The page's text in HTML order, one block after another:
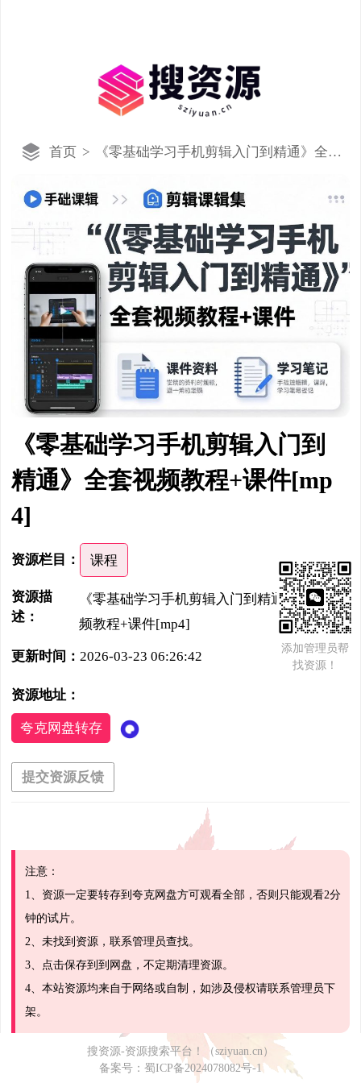
首页 >
《零基础学习手机剪辑入门到精通》全套
《零基础学习手机剪辑入门到
精通》全套视频教程+课件[mp
4]
资源栏目： 课程
资源描
述：
《零基础学习手机剪辑入门到精通》全套视
频教程+课件[mp4]
更新时间： 2026-03-23 06:26:42
资源地址：
夸克网盘转存
提交资源反馈
注意：
1、资源一定要转存到夸克网盘方可观看全部，否则只能观看2分
钟的试片。
2、未找到资源，联系管理员查找。
3、点击保存到到网盘，不定期清理资源。
4、本站资源均来自于网络或自制，如涉及侵权请联系管理员下
架。
搜资源-资源搜索平台！（sziyuan.cn）
备案号： 蜀ICP备2024078082号-1
添加管理员帮
找资源！